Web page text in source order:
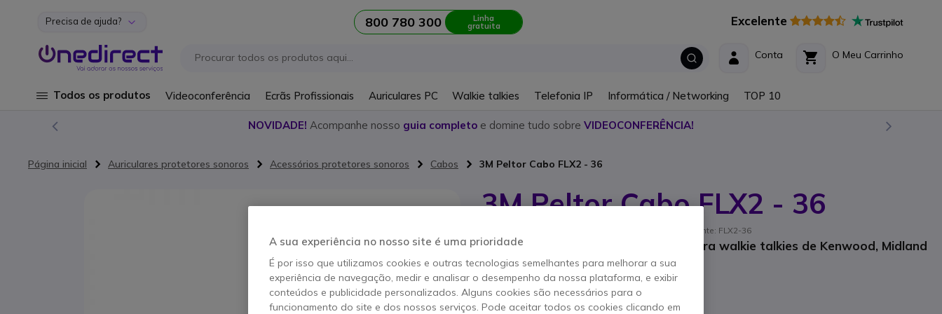
Ir para o Conteúdo
Precisa de ajuda? 800 780 300 Linha
gratuita Excelente
O Meu Carrinho
Conta
Todos os produtos Videoconferência Ecrãs Profissionais Auriculares PC Walkie talkies Telefonia IP Informática / Networking TOP 10
NOVIDADE! Acompanhe nosso guia completo e domine tudo sobre VIDEOCONFERÊNCIA!
Página inicial Auriculares protetores sonoros Acessórios protetores sonoros Cabos 3M Peltor Cabo FLX2 - 36
3M Peltor Cabo FLX2 - 36
Referência produto: PELFLX236 // Referência de fabricante: FLX2-36
Cabo FLX com cabo encaracolado para walkie talkies de Kenwood, Midland
e Baofeng
POUPE 23,00 €
72,95 €
A sua experiência no nosso site é uma prioridade
É por isso que utilizamos cookies e outras tecnologias semelhantes para melhorar a sua
experiência de navegação, medir e analisar o desempenho da nossa plataforma, e exibir
conteúdos e publicidade personalizados. Alguns cookies são necessários para o
funcionamento do site e dos nossos serviços. Pode aceitar todos os cookies clicando em